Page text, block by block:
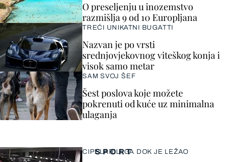
SPORT
CIPELARILI GA DOK JE LEŽAO
O preseljenju u inozemstvo
razmišlja 9 od 10 Europljana
TREĆI UNIKATNI BUGATTI
Nazvan je po vrsti
srednjovjekovnog viteškog konja i
visok samo metar
SAM SVOJ ŠEF
Šest poslova koje možete
pokrenuti od kuće uz minimalna
ulaganja